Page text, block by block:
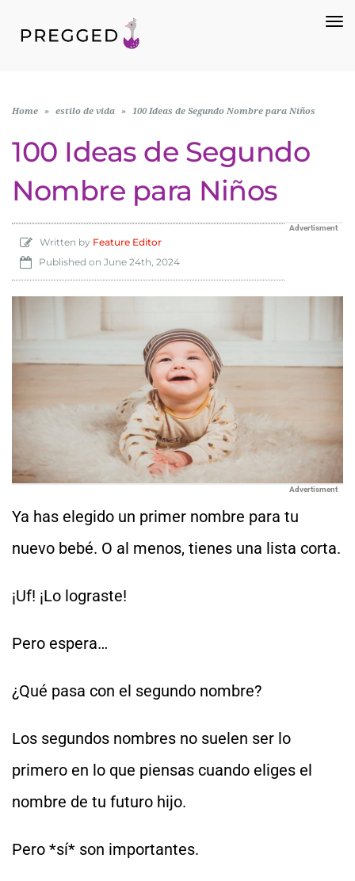
Home » estilo de vida » 100 Ideas de Segundo Nombre para Niños
100 Ideas de Segundo
Nombre para Niños
Advertisment
Written by Feature Editor
Published on June 24th, 2024
Advertisment
Ya has elegido un primer nombre para tu
nuevo bebé. O al menos, tienes una lista corta.
¡Uf! ¡Lo lograste!
Pero espera…
¿Qué pasa con el segundo nombre?
Los segundos nombres no suelen ser lo
primero en lo que piensas cuando eliges el
nombre de tu futuro hijo.
Pero *sí* son importantes.